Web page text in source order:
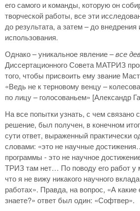
его самого и команды, которую он
творческой работы, все эти
до результата, а затем – до внедрения
использования.
Однако – уникальное явление –все
Диссертационного Совета МАТРИЗ
того, чтобы присвоить ему звание
«Ведь не к терновому венцу –
по лицу – голосованьем» [Александр
На все попытки узнать, с чем связано
решение, был получен, в конечном
сути ответ, выраженный практически
словами: «это не научные
программы - это не научное
ТРИЗ там нет… По поводу его работ у
что я не вижу никакого научного
работах». Правда, на вопрос, «А какие
знаете?» ответ был один: «Софтвер».